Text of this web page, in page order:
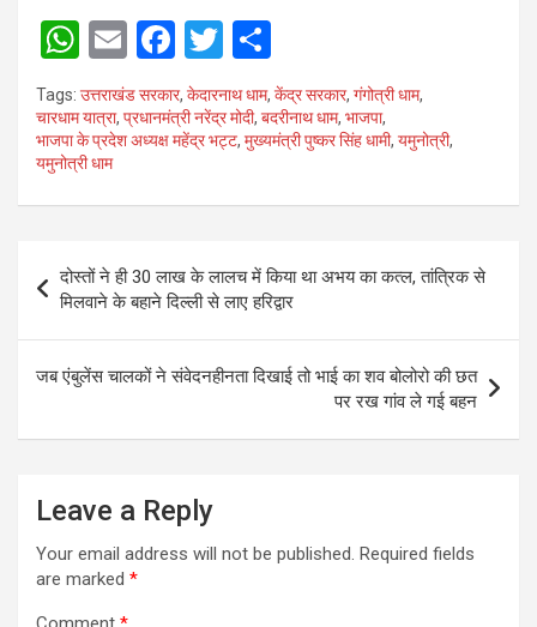
W
h
at
s
A
p
E
m
ail
F
a
ce
b
o
k
T
wi
tt
er
h
ar
e
Tags: उत्तराखंड सरकार, केदारनाथ धाम, केंद्र सरकार, गंगोत्री धाम,
चारधाम यात्रा, प्रधानमंत्री नरेंद्र मोदी, बदरीनाथ धाम, भाजपा,
भाजपा के प्रदेश अध्यक्ष महेंद्र भट्ट, मुख्यमंत्री पुष्कर सिंह धामी, यमुनोत्री,
यमुनोत्री धाम
Post
navigation
दोस्तों ने ही 30 लाख के लालच में किया था अभय का कत्ल, तांत्रिक से
मिलवाने के बहाने दिल्ली से लाए हरिद्वार
जब एंबुलेंस चालकों ने संवेदनहीनता दिखाई तो भाई का शव बोलोरो की छत
पर रख गांव ले गई बहन
Leave a Reply
Your email address will not be published. Required fields
are marked *